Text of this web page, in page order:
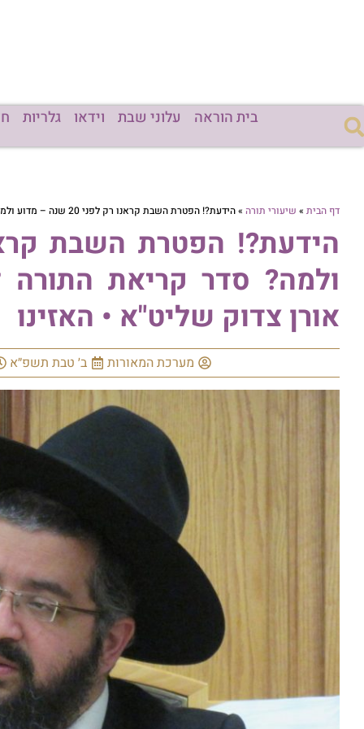
בית הוראה עלוני שבת וידאו גלריות
דף הבית » שיעורי תורה »הידעת?! הפטרת השבת קראנו רק לפני 20 שנה – מדוע ולמה? סדר קריאת התורה לימי החנוכה מפי הגאון הרב אורן צדוק שליט"א • האזינו
ולמה? סדר קריאת התורה
אורן צדוק שליט"א • האזינו
מערכת המאורות ב׳ טבת תשפ״א